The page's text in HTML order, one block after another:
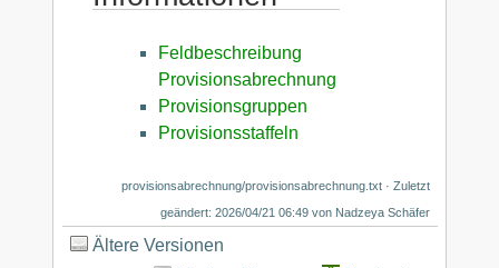
Feldbeschreibung
Provisionsabrechnung
Provisionsgruppen
Provisionsstaffeln
provisionsabrechnung/provisionsabrechnung.txt · Zuletzt
geändert: 2026/04/21 06:49 von Nadzeya Schäfer
Ältere Versionen